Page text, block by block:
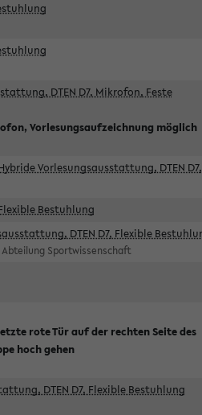
DTEN D7, Mikrofon, Feste
Vorlesungsaufzeichnung möglich
Vorlesungsausstattung, DTEN D7,
Bestuhlung
DTEN D7, Flexible
Sportwissenschaft
rote Tür auf der rechten Seite des
hoch gehen
DTEN D7, Flexible Bestuhlung